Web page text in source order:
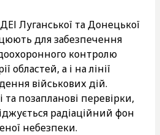
Луганської та Донецької
для забезпечення
контролю
областей, а і на лінії
військових дій.
та позапланові перевірки,
радіаційний фон
небезпеки.